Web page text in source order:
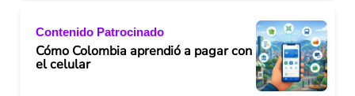
Contenido Patrocinado
Cómo Colombia aprendió a pagar con
el celular